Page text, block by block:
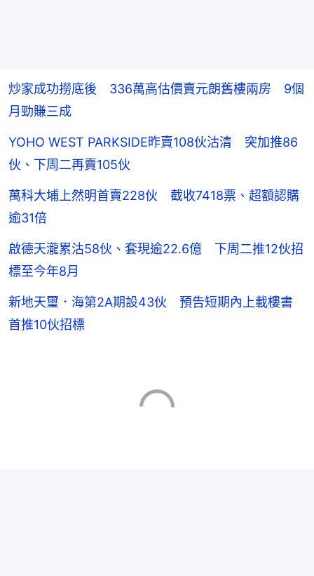
炒家成功撈底後 336萬高估價賣元朗舊樓兩房 9個
月勁賺三成
YOHO WEST PARKSIDE昨賣108伙沽清 突加推86
伙、下周二再賣105伙
萬科大埔上然明首賣228伙 截收7418票、超額認購
逾31倍
啟德天瀧累沽58伙、套現逾22.6億 下周二推12伙招
標至今年8月
新地天璽．海第2A期設43伙 預告短期內上載樓書
首推10伙招標